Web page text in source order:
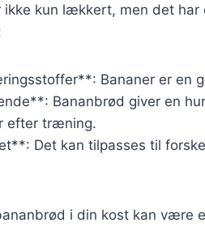
ikke kun lækkert, men det
Bananer er en
Bananbrød giver en
efter træning.
Det kan tilpasses til
i din kost kan være